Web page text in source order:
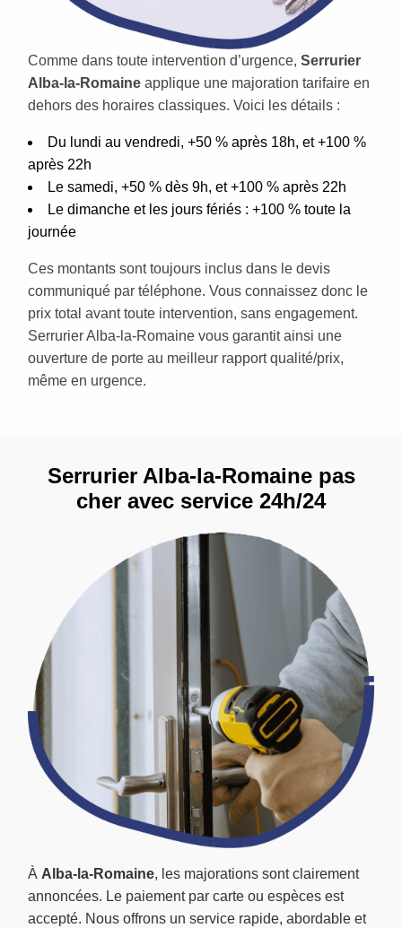
Comme dans toute intervention d’urgence, Serrurier
Alba-la-Romaine applique une majoration tarifaire en
dehors des horaires classiques. Voici les détails :
Du lundi au vendredi, +50 % après 18h, et +100 %
après 22h
Le samedi, +50 % dès 9h, et +100 % après 22h
Le dimanche et les jours fériés : +100 % toute la
journée
Ces montants sont toujours inclus dans le devis
communiqué par téléphone. Vous connaissez donc le
prix total avant toute intervention, sans engagement.
Serrurier Alba-la-Romaine vous garantit ainsi une
ouverture de porte au meilleur rapport qualité/prix,
même en urgence.
À Alba-la-Romaine, les majorations sont clairement
annoncées. Le paiement par carte ou espèces est
accepté. Nous offrons un service rapide, abordable et
Serrurier Alba-la-Romaine pas
cher avec service 24h/24